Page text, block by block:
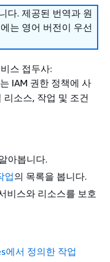
다. 제공된 번역과 원
는 영어 버전이 우선
스 접두사:
IAM 권한 정책에 사
소스, 작업 및 조건
아봅니다.
업의 목록을 봅니다.
비스와 리소스를 보호
에서 정의한 작업